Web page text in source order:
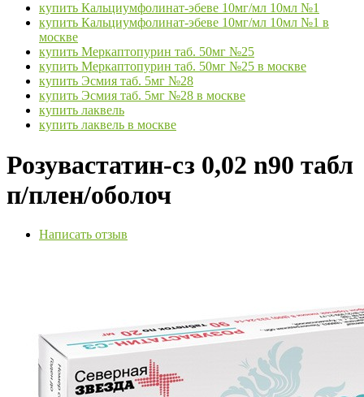
купить Кальциумфолинат-эбеве 10мг/мл 10мл №1
купить Кальциумфолинат-эбеве 10мг/мл 10мл №1 в
москве
купить Меркаптопурин таб. 50мг №25
купить Меркаптопурин таб. 50мг №25 в москве
купить Эсмия таб. 5мг №28
купить Эсмия таб. 5мг №28 в москве
купить лаквель
купить лаквель в москве
Розувастатин-сз 0,02 n90 табл
п/плен/оболоч
Написать отзыв